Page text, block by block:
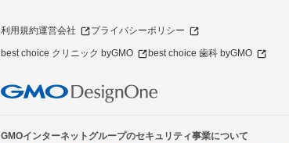
利用規約運営会社 プライバシーポリシー
best choice クリニック byGMO best choice 歯科 byGMO
GMOインターネットグループのセキュリティ事業について